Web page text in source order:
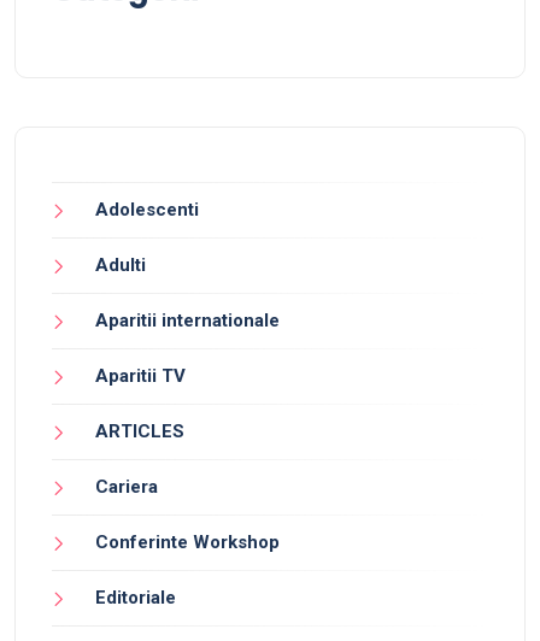
Adolescenti
Adulti
Aparitii internationale
Aparitii TV
ARTICLES
Cariera
Conferinte Workshop
Editoriale